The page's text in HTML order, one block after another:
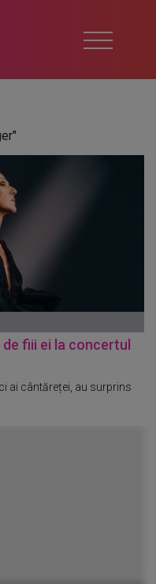
fiii ei la concertul
ai cântăreței, au surprins